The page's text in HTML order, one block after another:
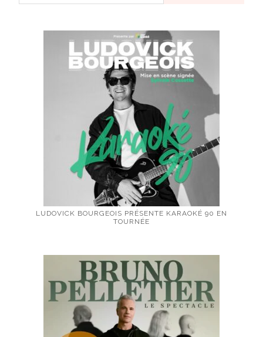
LUDOVICK BOURGEOIS PRÉSENTE KARAOKÉ 90 EN
TOURNÉE